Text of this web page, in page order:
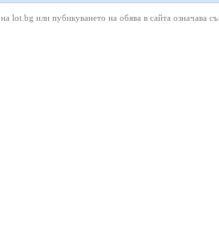
lot.bg или пубикуването на обява в сайта означава